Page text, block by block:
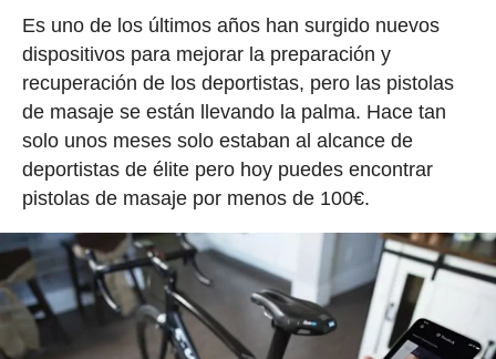
Es uno de los últimos años han surgido nuevos
dispositivos para mejorar la preparación y
recuperación de los deportistas, pero las pistolas
de masaje se están llevando la palma. Hace tan
solo unos meses solo estaban al alcance de
deportistas de élite pero hoy puedes encontrar
pistolas de masaje por menos de 100€.